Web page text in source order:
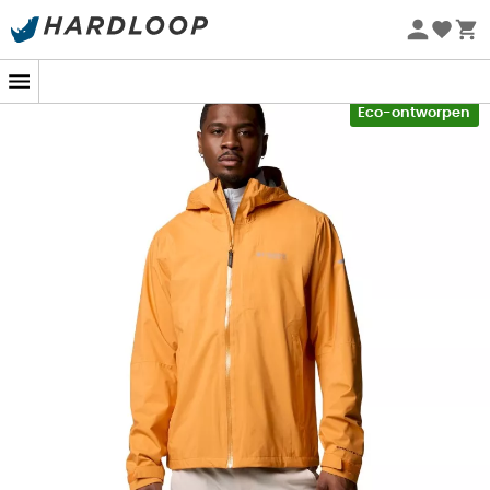
Zomeraanbiedingen 🔥 -5% EXTRA vanaf 2 producten* met
Eco-ontworpen
Duik in het avontuur met
de Ampli-Dry II Shell van
, je ideale metgezel voorwandelingen